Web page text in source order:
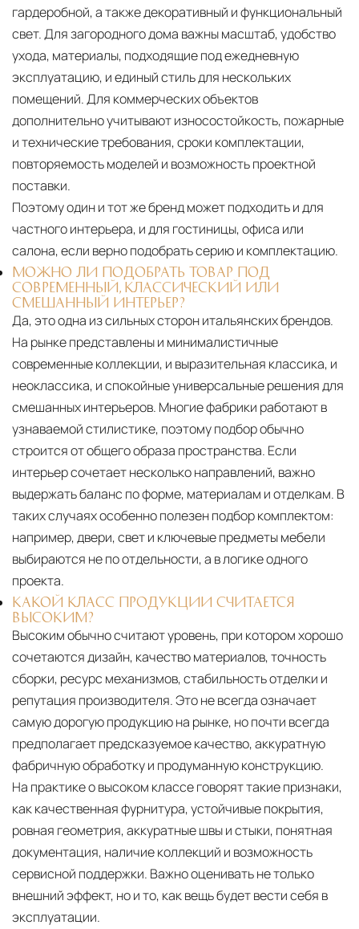
гардеробной, а также декоративный и функциональный
свет. Для загородного дома важны масштаб, удобство
ухода, материалы, подходящие под ежедневную
эксплуатацию, и единый стиль для нескольких
помещений. Для коммерческих объектов
дополнительно учитывают износостойкость, пожарные
и технические требования, сроки комплектации,
повторяемость моделей и возможность проектной
поставки.
Поэтому один и тот же бренд может подходить и для
частного интерьера, и для гостиницы, офиса или
салона, если верно подобрать серию и комплектацию.
МОЖНО ЛИ ПОДОБРАТЬ ТОВАР ПОД
СОВРЕМЕННЫЙ, КЛАССИЧЕСКИЙ ИЛИ
СМЕШАННЫЙ ИНТЕРЬЕР?
Да, это одна из сильных сторон итальянских брендов.
На рынке представлены и минималистичные
современные коллекции, и выразительная классика, и
неоклассика, и спокойные универсальные решения для
смешанных интерьеров. Многие фабрики работают в
узнаваемой стилистике, поэтому подбор обычно
строится от общего образа пространства. Если
интерьер сочетает несколько направлений, важно
выдержать баланс по форме, материалам и отделкам. В
таких случаях особенно полезен подбор комплектом:
например, двери, свет и ключевые предметы мебели
выбираются не по отдельности, а в логике одного
проекта.
КАКОЙ КЛАСС ПРОДУКЦИИ СЧИТАЕТСЯ
ВЫСОКИМ?
Высоким обычно считают уровень, при котором хорошо
сочетаются дизайн, качество материалов, точность
сборки, ресурс механизмов, стабильность отделки и
репутация производителя. Это не всегда означает
самую дорогую продукцию на рынке, но почти всегда
предполагает предсказуемое качество, аккуратную
фабричную обработку и продуманную конструкцию.
На практике о высоком классе говорят такие признаки,
как качественная фурнитура, устойчивые покрытия,
ровная геометрия, аккуратные швы и стыки, понятная
документация, наличие коллекций и возможность
сервисной поддержки. Важно оценивать не только
внешний эффект, но и то, как вещь будет вести себя в
эксплуатации.